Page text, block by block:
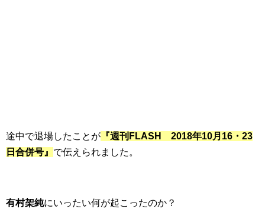
途中で退場したことが 『週刊FLASH 2018年10月16・23
日合併号』 で伝えられました。
有村架純にいったい何が起こったのか？